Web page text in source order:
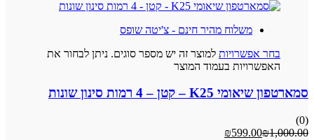
משלוח מהיר חינם - צ'יטה שופס
בחר אפשרויות למוצר זה יש מספר סוגים. ניתן לבחור את
האפשרויות בעמוד המוצר
סמארטפון שיאומי K25 – קטן – 4 רמות סינון שונות
(0)
₪1,000.00
₪599.00